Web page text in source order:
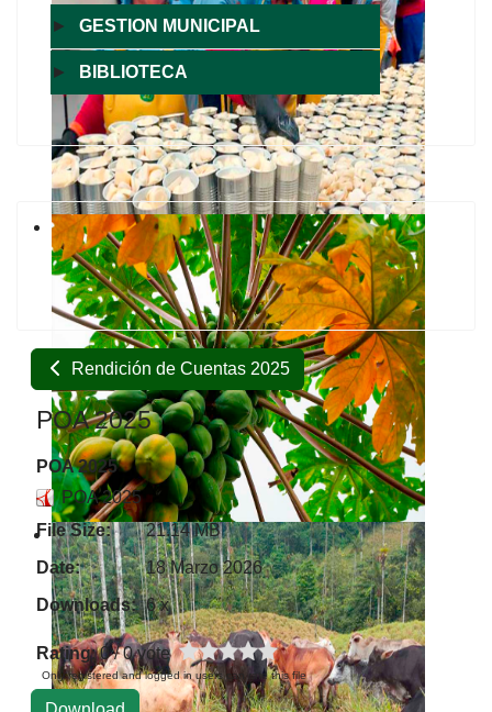
► GESTION MUNICIPAL
► BIBLIOTECA
Rendición de Cuentas 2025
POA 2025
POA 2025
POA 2025
File Size:
21.14 MB
Date:
18 Marzo 2026
Downloads: 6 x
Rating: 0 / 0 vote
Only registered and logged in users can rate this file